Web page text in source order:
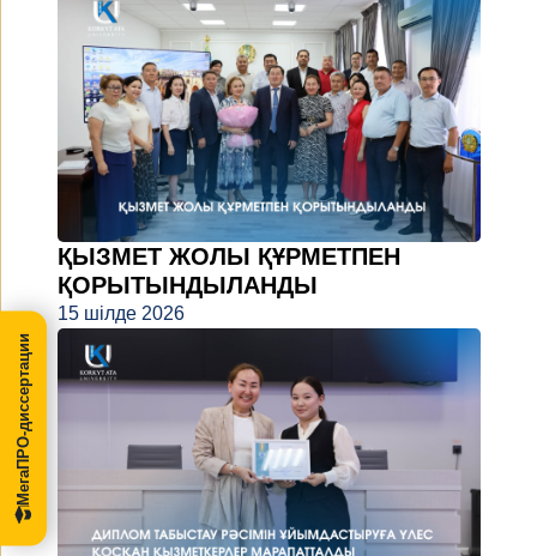
ҚЫЗМЕТ ЖОЛЫ ҚҰРМЕТПЕН
ҚОРЫТЫНДЫЛАНДЫ
15 шілде 2026
МегаПРО-диссертации